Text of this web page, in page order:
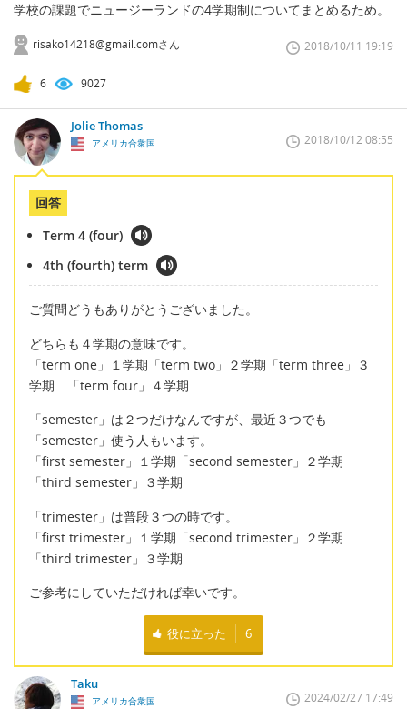
学校の課題でニュージーランドの4学期制についてまとめるため。
risako14218@gmail.comさん 2018/10/11 19:19
6 9027
Jolie Thomas
アメリカ合衆国 2018/10/12 08:55
回答
Term 4 (four)
4th (fourth) term
ご質問どうもありがとうございました。
どちらも４学期の意味です。
「term one」１学期「term two」２学期「term three」３
学期 「term four」４学期
「semester」は２つだけなんですが、最近３つでも
「semester」使う人もいます。
「first semester」１学期「second semester」２学期
「third semester」３学期
「trimester」は普段３つの時です。
「first trimester」１学期「second trimester」２学期
「third trimester」３学期
ご参考にしていただければ幸いです。
役に立った 6
Taku
アメリカ合衆国 2024/02/27 17:49